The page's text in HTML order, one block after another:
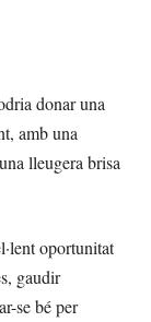
donar una
amb una
lleugera brisa
oportunitat
gaudir
se bé per